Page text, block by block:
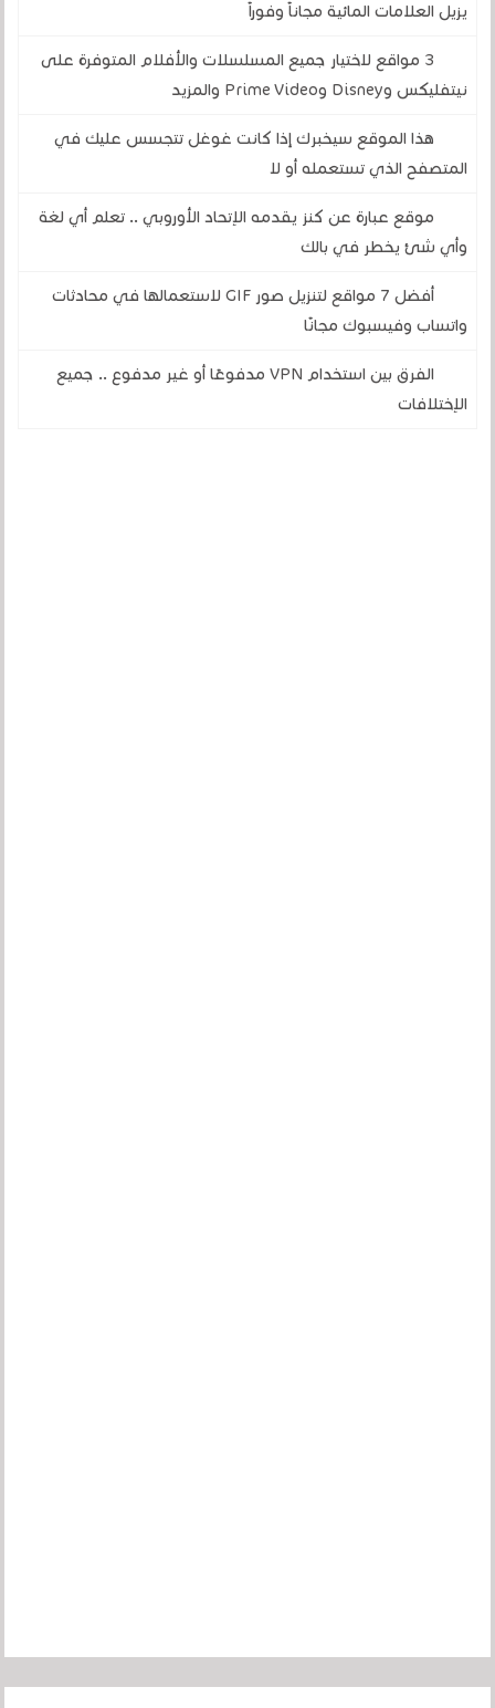
يزيل العلامات المائية مجاناً وفوراً
3 مواقع لاختيار جميع المسلسلات والأفلام المتوفرة على
نيتفليكس وDisney وPrime Video والمزيد
هذا الموقع سيخبرك إذا كانت غوغل تتجسس عليك في
المتصفح الذي تستعمله أو لا
موقع عبارة عن كنز يقدمه الإتحاد الأوروبي .. تعلم أي لغة
وأي شئ يخطر في بالك
أفضل 7 مواقع لتنزيل صور GIF لاستعمالها في محادثات
واتساب وفيسبوك مجانًا
الفرق بين استخدام VPN مدفوعًا أو غير مدفوع .. جميع
الإختلافات